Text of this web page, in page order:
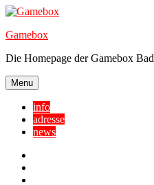
Skip
content
Gamebox
Die Homepage der Gamebox
Menu
info
adresse
news